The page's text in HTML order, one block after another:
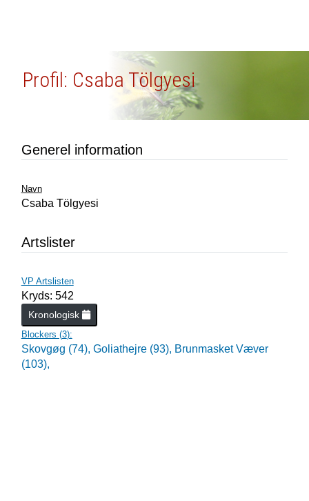
Profil: Csaba Tölgyesi
Generel information
Navn
Csaba Tölgyesi
Artslister
VP Artslisten
Kryds: 542
Kronologisk
Blockers (3):
Skovgøg (74), Goliathejre (93), Brunmasket Væver
(103),